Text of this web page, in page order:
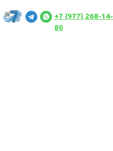
+7 (977) 268-14-
80